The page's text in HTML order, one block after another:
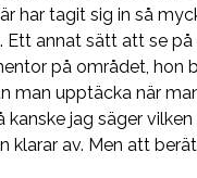
har tagit sig in så
annat sätt att se
på området, hon
man upptäcka när
jag säger
klarar av. Men att